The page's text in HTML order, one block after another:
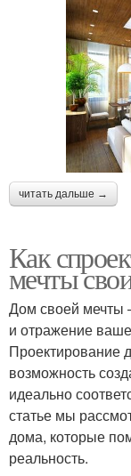
читать дальше →
Как
мечты
Дом своей мечты
и отражение
Проектирование
возможность
идеально
статье мы
дома, которые
реальность.